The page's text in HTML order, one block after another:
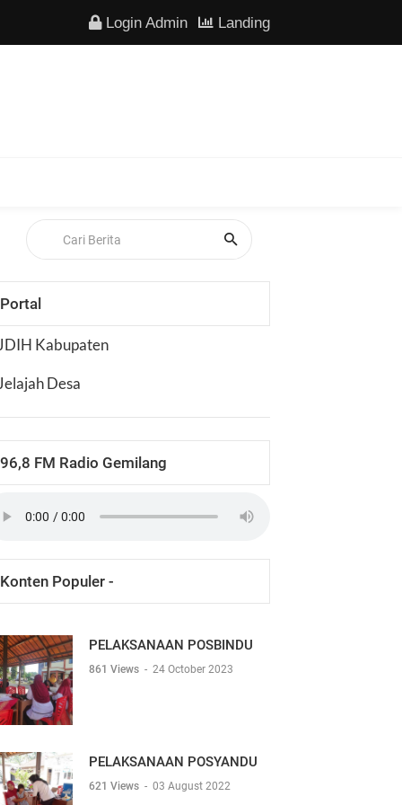
Login Admin Landing
Portal
Kabupaten
Desa
96,8 FM Radio Gemilang
Konten Populer -
PELAKSANAAN POSBINDU
861 Views - 24 October 2023
PELAKSANAAN POSYANDU
621 Views - 03 August 2022